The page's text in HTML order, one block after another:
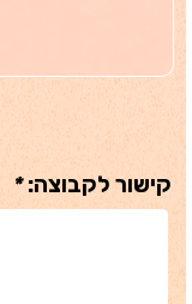
קישור לקבוצה:*